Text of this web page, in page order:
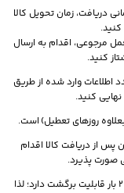
دریافت، زمان تحویل کالا
مرجوعی، اقدام به ارسال
کنید.
اطلاعات وارد شده از طریق
کنید.
از دریافت کالا اقدام
صورت پذیرد.
در نظر داشته باشید که فاکتور تعویض هم زمان شما 2 بار قابلیت برگشت دارد؛ لذا